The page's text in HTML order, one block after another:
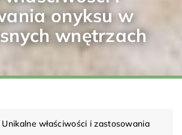
onyksu w
wnętrzach
Unikalne właściwości i zastosowania